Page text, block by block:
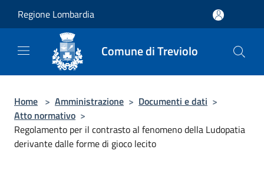
Regione Lombardia
Comune di Treviolo
Home > Amministrazione > Documenti e dati >
Atto normativo >
Regolamento per il contrasto al fenomeno della Ludopatia
derivante dalle forme di gioco lecito